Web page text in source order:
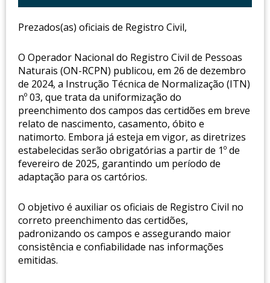
Prezados(as) oficiais de Registro Civil,
O Operador Nacional do Registro Civil de Pessoas
Naturais (ON-RCPN) publicou, em 26 de dezembro
de 2024, a Instrução Técnica de Normalização (ITN)
nº 03, que trata da uniformização do
preenchimento dos campos das certidões em breve
relato de nascimento, casamento, óbito e
natimorto. Embora já esteja em vigor, as diretrizes
estabelecidas serão obrigatórias a partir de 1º de
fevereiro de 2025, garantindo um período de
adaptação para os cartórios.
O objetivo é auxiliar os oficiais de Registro Civil no
correto preenchimento das certidões,
padronizando os campos e assegurando maior
consistência e confiabilidade nas informações
emitidas.